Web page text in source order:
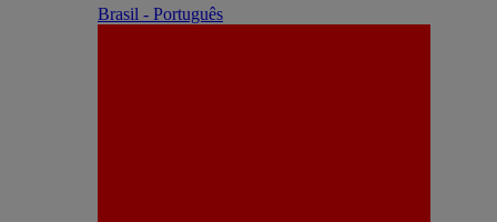
Brasil - Português